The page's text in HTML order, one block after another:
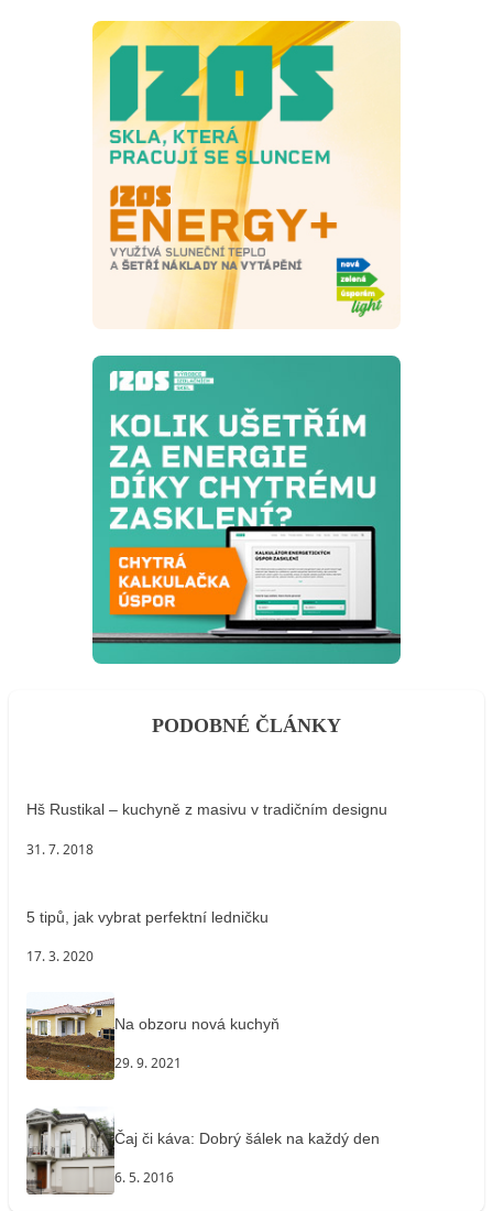
PODOBNÉ ČLÁNKY
Hš Rustikal – kuchyně z masivu v tradičním designu
31. 7. 2018
5 tipů, jak vybrat perfektní ledničku
17. 3. 2020
Na obzoru nová kuchyň
29. 9. 2021
Čaj či káva: Dobrý šálek na každý den
6. 5. 2016